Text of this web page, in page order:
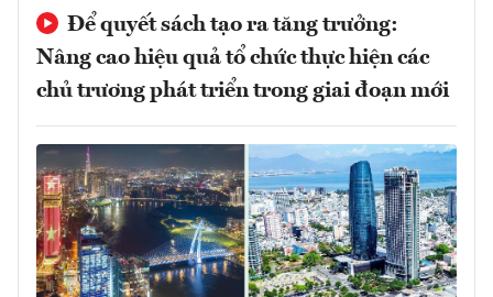
Để quyết sách tạo ra tăng trưởng:
Nâng cao hiệu quả tổ chức thực hiện các
chủ trương phát triển trong giai đoạn mới